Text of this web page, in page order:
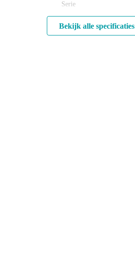
Serie
Bekijk alle specificaties